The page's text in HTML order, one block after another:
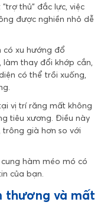
thủ" đắc lực, việc
được nghiền nhỏ dễ
có xu hướng đổ
thay đổi khớp cắn,
có thể trồi xuống,
vị trí răng mất không
tiêu xương. Điều này
trông già hơn so với
hàm méo mó có
của bạn.
thương và mất